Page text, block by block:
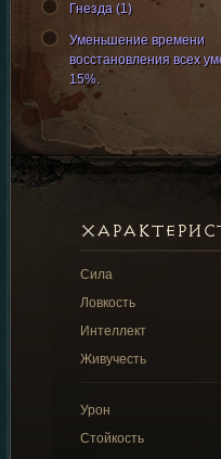
Гнезда (1)
Уменьшение времени
восстановления всех
15%.
Сила
Ловкость
Интеллект
Живучесть
Урон
Стойкость